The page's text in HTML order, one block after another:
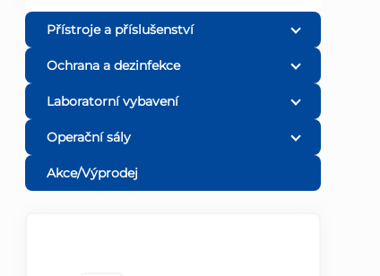
Přístroje a příslušenství
Ochrana a dezinfekce
Laboratorní vybavení
Operační sály
Akce/Výprodej